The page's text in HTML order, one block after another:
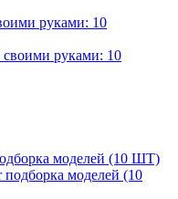
руками: 10
моделей (10 ШТ)